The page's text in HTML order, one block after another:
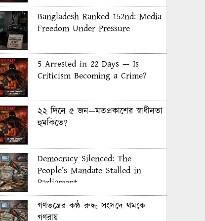
Bangladesh Ranked 152nd: Media
Freedom Under Pressure
5 Arrested in 22 Days — Is
Criticism Becoming a Crime?
২২ দিনে ৫ জন—মতপ্রকাশের স্বাধীনতা
হুমকিতে?
Democracy Silenced: The
People’s Mandate Stalled in
Parliament
গণতন্ত্রের কণ্ঠ রুদ্ধ: সংসদে থমকে
গণরায়